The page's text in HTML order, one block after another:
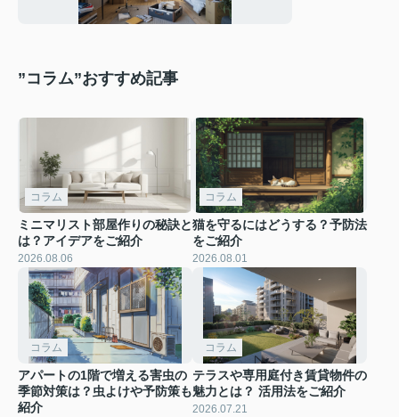
”コラム”おすすめ記事
コラム
ミニマリスト部屋作りの秘訣と
は？アイデアをご紹介
2026.08.06
コラム
猫を守るにはどうする？予防法
をご紹介
2026.08.01
コラム
アパートの1階で増える害虫の
季節対策は？虫よけや予防策も
紹介
コラム
テラスや専用庭付き賃貸物件の
魅力とは？ 活用法をご紹介
2026.07.21